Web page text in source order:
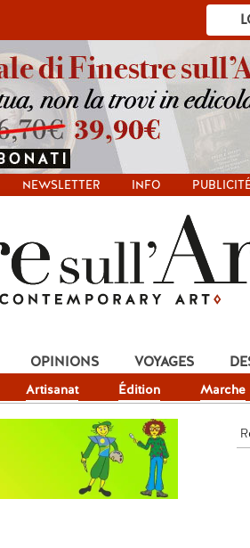
NEWSLETTER INFO
Artisanat Édition Marche
OPINIONS VOYAGES